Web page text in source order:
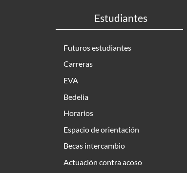
Estudiantes
Futuros estudiantes
Carreras
EVA
Bedelia
Horarios
Espacio de orientación
Becas intercambio
Actuación contra acoso